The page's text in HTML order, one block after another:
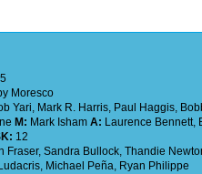
Moresco
Yari, Mark R. Harris, Paul Haggis,
M: Mark Isham A: Laurence Bennett,
12
Fraser, Sandra Bullock, Thandie
Ludacris, Michael Peña, Ryan Philippe